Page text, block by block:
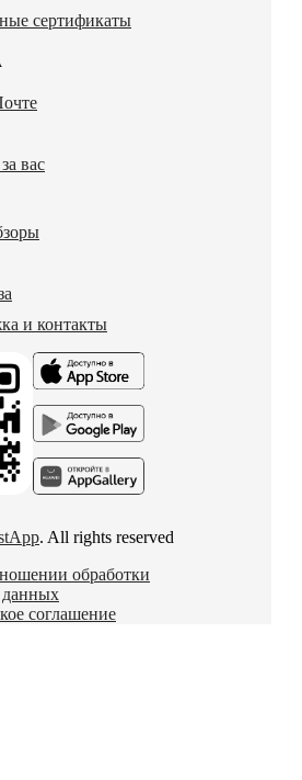
сертификаты
вас
и контакты
. All rights reserved
обработки
данных
соглашение